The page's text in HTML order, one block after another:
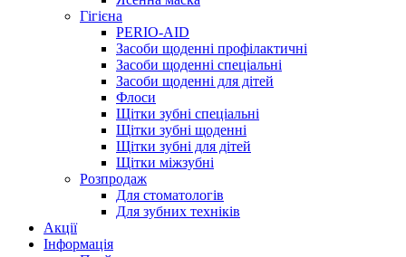
Гігієна
PERIO-AID
Засоби щоденні профілактичні
Засоби щоденні спеціальні
Засоби щоденні для дітей
Флоси
Щітки зубні спеціальні
Щітки зубні щоденні
Щітки зубні для дітей
Щітки міжзубні
Розпродаж
Для стоматологів
Для зубних техніків
Акції
Інформація